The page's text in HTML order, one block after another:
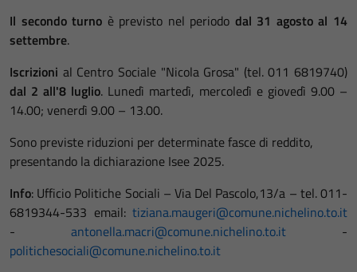
Il secondo turno è previsto nel periodo dal 31 agosto al 14
settembre.
Iscrizioni al Centro Sociale "Nicola Grosa" (tel. 011 6819740)
dal 2 all'8 luglio. Lunedì martedì, mercoledì e giovedì 9.00 –
14.00; venerdì 9.00 – 13.00.
Sono previste riduzioni per determinate fasce di reddito,
presentando la dichiarazione Isee 2025.
Info: Ufficio Politiche Sociali – Via Del Pascolo,13/a – tel. 011-
6819344-533 email: tiziana.maugeri@comune.nichelino.to.it
- antonella.macri@comune.nichelino.to.it -
politichesociali@comune.nichelino.to.it